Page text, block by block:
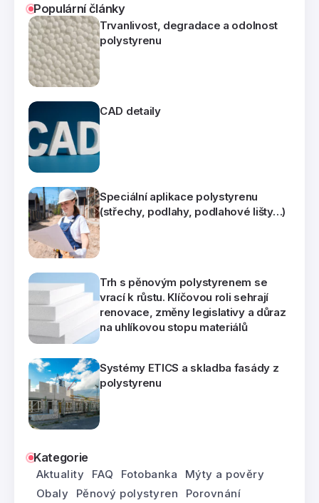
Populární články
Trvanlivost, degradace a odolnost
polystyrenu
CAD detaily
Speciální aplikace polystyrenu
(střechy, podlahy, podlahové lišty…)
Trh s pěnovým polystyrenem se
vrací k růstu. Klíčovou roli sehrají
renovace, změny legislativy a důraz
na uhlíkovou stopu materiálů
Systémy ETICS a skladba fasády z
polystyrenu
Kategorie
Aktuality FAQ Fotobanka
Mýty a pověry
Obaly
Pěnový polystyren Porovnání